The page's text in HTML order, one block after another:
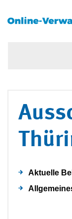
Aktuelle